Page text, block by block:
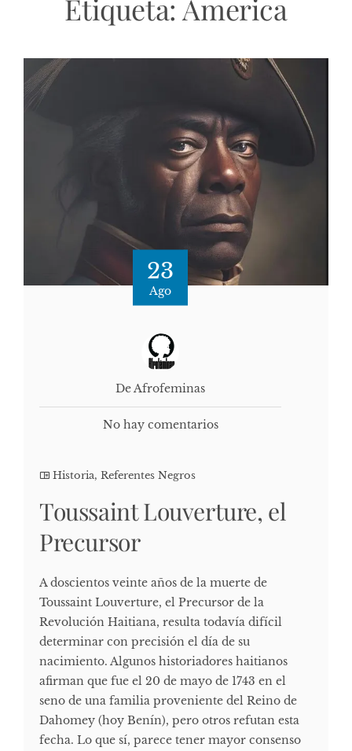
Etiqueta: America
23
Ago
De Afrofeminas
No hay comentarios
Historia, Referentes Negros
Toussaint Louverture, el
Precursor
A doscientos veinte años de la muerte de
Toussaint Louverture, el Precursor de la
Revolución Haitiana, resulta todavía difícil
determinar con precisión el día de su
nacimiento. Algunos historiadores haitianos
afirman que fue el 20 de mayo de 1743 en el
seno de una familia proveniente del Reino de
Dahomey (hoy Benín), pero otros refutan esta
fecha. Lo que sí, parece tener mayor consenso